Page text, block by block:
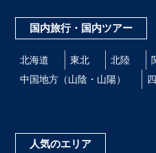
国内旅行・国内ツアー
北海道 東北 北陸
中国地方（山陰・山陽）
人気のエリア